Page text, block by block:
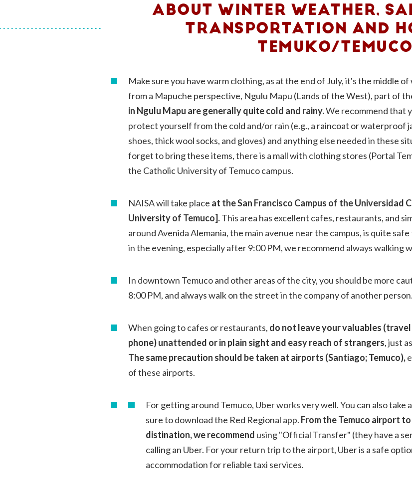
ABOUT WINTER WEATHER,
TRANSPORTATION AND
TEMUKO/TEMUCO
Make sure you have warm clothing, as at the end of July, it's the middle
from a Mapuche perspective, Ngulu Mapu (Lands of the West), part of
in Ngulu Mapu are generally quite cold and rainy.We recommend that
protect yourself from the cold and/or rain (e.g., a raincoat or waterproof
shoes, thick wool socks, and gloves) and anything else needed in these
forget to bring these items, there is a mall with clothing stores (Portal
the Catholic University of Temuco campus.
NAISA will take place at the San Francisco Campus of the Universidad
University of Temuco].This area has excellent cafes, restaurants, and
around Avenida Alemania, the main avenue near the campus, is quite
in the evening, especially after 9:00 PM, we recommend always walking
In downtown Temuco and other areas of the city, you should be more
8:00 PM, and always walk on the street in the company of another person.
When going to cafes or restaurants, do not leave your valuables
phone) unattended or in plain sight and easy reach of strangers, just
The same precaution should be taken at airports (Santiago; Temuco),
of these airports.
For getting around Temuco, Uber worksvery well. You can also take
sure to download the Red Regional app. From the Temuco airport
distination, we recommend using "Official Transfer" (they have a
calling an Uber. For your return trip to the airport, Uber is a safe
accommodation for reliable taxi services.